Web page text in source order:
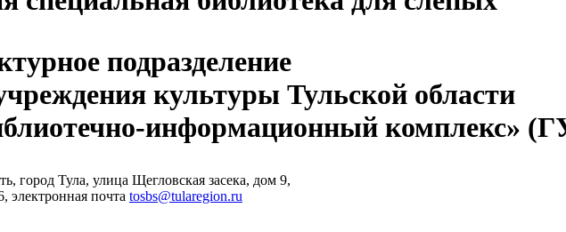
подразделение
культуры Тульской области
информационный комплекс»
город Тула, улица Щегловская засека, дом 9,
электронная почта tosbs@tularegion.ru